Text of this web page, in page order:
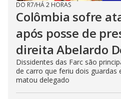
DO R7/HÁ 2 HORAS
Colômbia sofre
após posse de
direita Abelardo
Dissidentes das Farc são
de carro que feriu dois
matou delegado